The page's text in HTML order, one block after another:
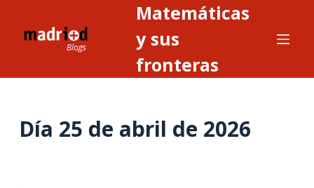
Matemáticas
y sus
fronteras
Día 25 de abril de 2026